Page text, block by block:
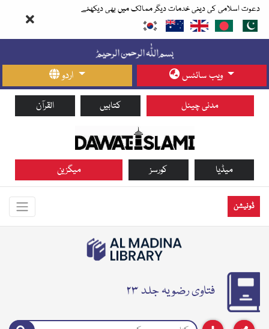
دعوت اسلامی کی دینی خدمات دیگر ممالک میں بھی دیکھئے
اردو ویب سائٹس
القرآن کتابیں مدنی چینل
میگزین کورسز میڈیا
ڈونیشن
فتاوی رضویہ جلد ۲۳